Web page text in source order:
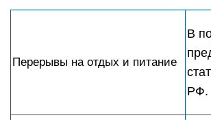
Перерывы на отдых и питание
В
РФ.